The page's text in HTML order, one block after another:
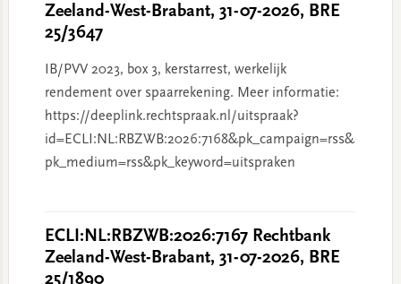
Zeeland-West-Brabant, 31-07-2026, BRE
25/3647
IB/PVV 2023, box 3, kerstarrest, werkelijk
rendement over spaarrekening. Meer informatie:
https://deeplink.rechtspraak.nl/uitspraak?
id=ECLI:NL:RBZWB:2026:7168&pk_campaign=rss&
pk_medium=rss&pk_keyword=uitspraken
ECLI:NL:RBZWB:2026:7167 Rechtbank
Zeeland-West-Brabant, 31-07-2026, BRE
25/1890